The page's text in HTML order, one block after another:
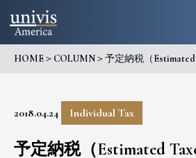
HOME＞ COLUMN＞予定納税（
2018.04.24 Individual Tax
予定納税（Estimated